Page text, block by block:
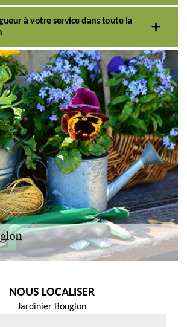
à votre service dans toute la
NOUS LOCALISER
Jardinier Bouglon